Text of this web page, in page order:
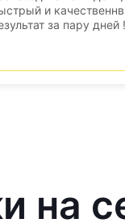
и
за пару дней !
на